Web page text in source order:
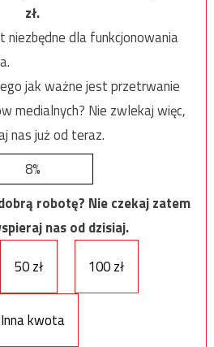
zł.
dla funkcjonowania
jak ważne jest przetrwanie
medialnych? Nie zwlekaj więc,
nas już od teraz.
8%
robotę? Nie czekaj zatem
nas od dzisiaj.
50 zł 100 zł
Inna kwota